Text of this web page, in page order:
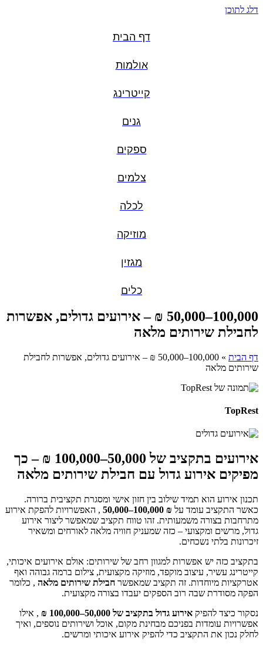
דלג לתוכן
דף הבית
אולמות
קייטרינג
גנים
ספקים
צלמים
לכלה
מוזיקה
מגזין
כלים
100,000–50,000 ₪ – אירועים גדולים, אפשרות
לחבילת שירותים מלאה
דף הבית »
100,000–50,000 ₪ – אירועים גדולים, אפשרות לחבילת
שירותים מלאה
TopRest
אירועים בתקציב של 50,000–100,000 ₪ – כך
מפיקים אירוע גדול עם חבילת שירותים מלאה
תכנון אירוע הוא תמיד שילוב בין חזון אישי ומסגרת תקציבית ברורה.
כאשר התקציב עומד על 50,000–100,000 ₪ , האפשרויות להפקת אירוע
מתרחבות בצורה משמעותית. זהו טווח תקציב שמאפשר ליצור אירוע
גדול, מרשים ומקצועי – כזה שמעניק חוויה מלאה לאורחים ומשאיר
זיכרונות בלתי נשכחים.
בתקציב כזה יש אפשרות למגוון רחב של שירותים: אולם אירועים איכותי,
קייטרינג עשיר, עיצוב מוקפד, מוזיקה מקצועית, צילום ברמה גבוהה ואף
אטרקציות מיוחדות. זה תקציב שמאפשר חבילת שירותים מלאה , כלומר
הפקה מסודרת שבה רוב הספקים יעבדו בצורה מקצועית.
נסקור כיצד להפיק אירוע גדול בתקציב של 50,000–100,000 ₪
, אילו
אפשרויות עומדות בפניכם מבחינת מקום, אוכל ושירותים נוספים, ואיך
לחלק נכון את התקציב כדי להפיק אירוע איכותי ומרשים.